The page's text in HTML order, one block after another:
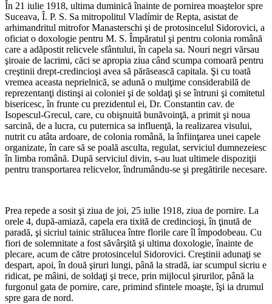
În 21 iulie 1918, ultima duminică înainte de pornirea moaştelor spre
Suceava, Î. P. S. Sa mitropolitul Vladímir de Repta, asistat de
arhimandritul mitrofor Manasterschi şi de protosincelul Sidorovici, a
oficiat o doxologie pentru M. S. Împăratul şi pentru colonia română
care a adăpostit relicvele sfântului, în capela sa. Nouri negri vărsau
şiroaie de lacrimi, căci se apropia ziua când scumpa comoară pentru
creştinii drept-credincioşi avea să părăsească capitala. Şi cu toată
vremea aceasta neprielnică, se adună o mulţime considerabilă de
reprezentanţi distinşi ai coloniei şi de soldaţi şi se întruni şi comitetul
bisericesc, în frunte cu prezidentul ei, Dr. Constantin cav. de
Isopescul-Grecul, care, cu obişnuită bunăvoinţă, a primit şi noua
sarcină, de a lucra, cu puternica sa influenţă, la realizarea visului,
nutrit cu atâta ardoare, de colonia română, la înfiinţarea unei capele
organizate, în care să se poală asculta, regulat, serviciul dumnezeiesc
în limba română. După serviciul divin, s-au luat ultimele dispoziţii
pentru transportarea relicvelor, îndrumându-se şi pregătirile necesare.
Prea repede a sosit şi ziua de joi, 25 iulie 1918, ziua de pornire. La
orele 4, după-amiază, capela era tixită de credincioşi, în ţinută de
paradă, şi sicriul tainic strălucea între florile care îl împodobeau. Cu
fiori de solemnitate a fost săvârşită şi ultima doxologie, înainte de
plecare, acum de către protosincelul Sidorovici. Creştinii adunaţi se
despart, apoi, în două şiruri lungi, până la stradă, iar scumpul sicriu e
ridicat, pe mâini, de soldaţi şi trece, prin mijlocul şirurilor, până la
furgonul gata de pornire, care, primind sfintele moaşte, îşi ia drumul
spre gara de nord.